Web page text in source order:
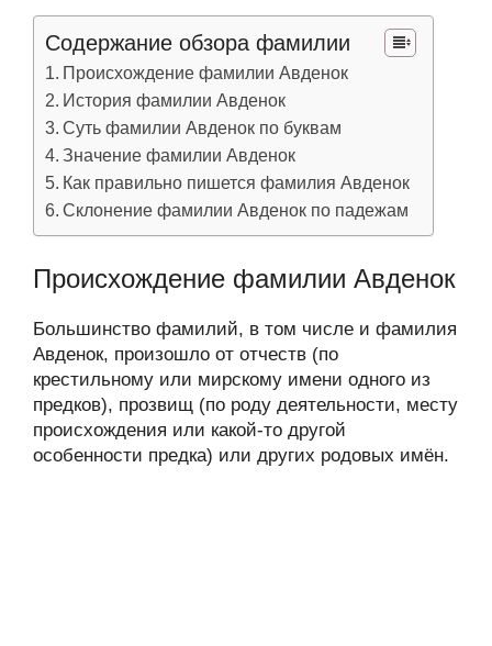
Содержание обзора фамилии
Происхождение фамилии Авденок
История фамилии Авденок
Суть фамилии Авденок по буквам
Значение фамилии Авденок
Как правильно пишется фамилия Авденок
Склонение фамилии Авденок по падежам
Происхождение фамилии Авденок
Большинство фамилий, в том числе и фамилия
Авденок, произошло от отчеств (по
крестильному или мирскому имени одного из
предков), прозвищ (по роду деятельности, месту
происхождения или какой-то другой
особенности предка) или других родовых имён.